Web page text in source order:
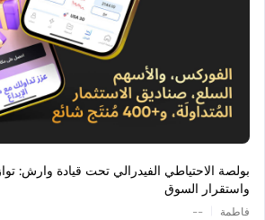
بولصة الاحتياطي الفيدرالي تحت قيادة وارش:
واستقرار السوق
فاطمة --